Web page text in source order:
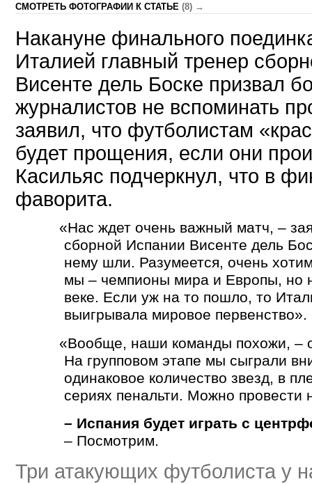
CМОТРЕТЬ ФОТОГРАФИИ К СТАТЬЕ (8) →
Накануне финального
Италией главный тренер
Висенте дель Боске призвал
журналистов не вспоминать
заявил, что футболистам «
будет прощения, если они
Касильяс подчеркнул, что в
фаворита.
«Нас ждет очень важный матч, –
сборной Испании Висенте дель
нему шли. Разумеется, очень
мы – чемпионы мира и Европы, но
веке. Если уж на то пошло, то
выигрывала мировое первенство».
«Вообще, наши команды похожи, –
На групповом этапе мы сыграли
одинаковое количество звезд, в
сериях пенальти. Можно провести
– Испания будет играть с
– Посмотрим.
Три атакующих футболиста у